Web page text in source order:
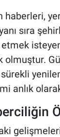
haberleri,
sıra
olmuştur.
anlık